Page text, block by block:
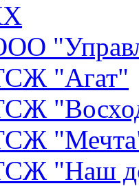
"Агат"
"Наш